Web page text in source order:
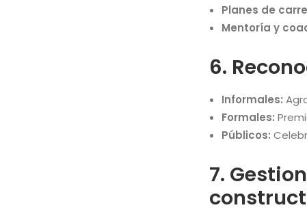
Planes de
Mentoría y
6.
Informales:
Formales:
Públicos:
7.